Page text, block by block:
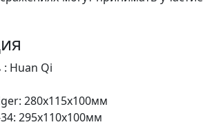
: Huan Qi
280x115х100мм
295x110х100мм